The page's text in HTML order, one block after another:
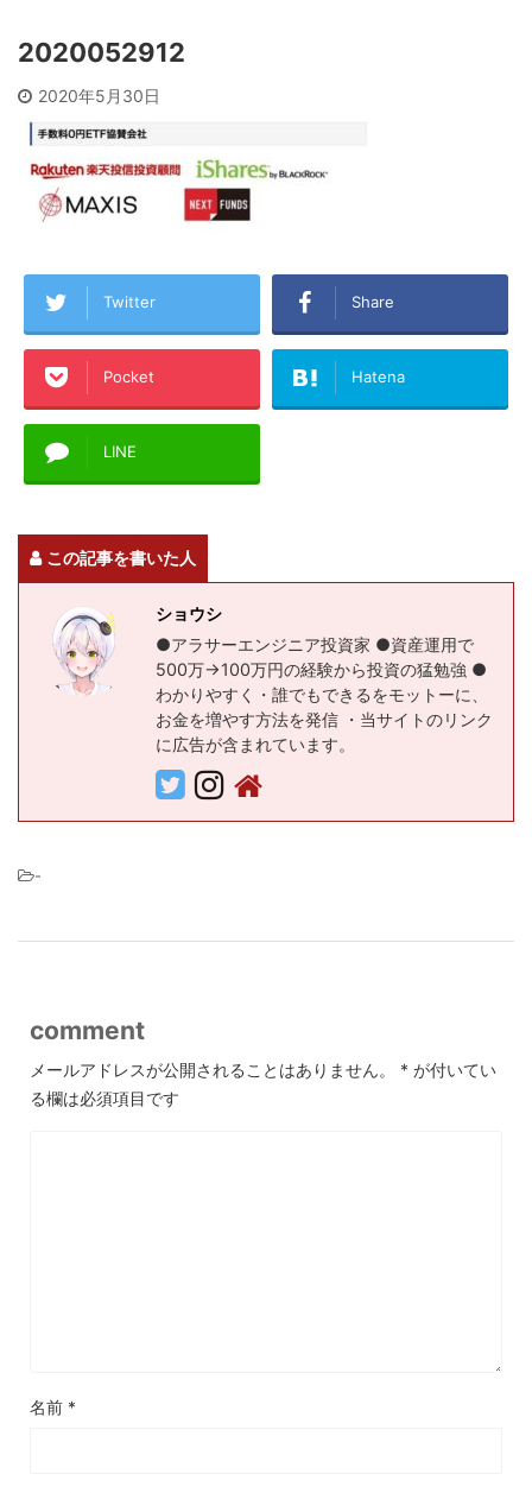
2020052912
2020年5月30日
Twitter Share
Pocket Hatena
LINE
この記事を書いた人
ショウシ
●アラサーエンジニア投資家 ●資産運用で
500万→100万円の経験から投資の猛勉強 ●
わかりやすく・誰でもできるをモットーに、
お金を増やす方法を発信 ・当サイトのリンク
に広告が含まれています。
-
comment
メールアドレスが公開されることはありません。 * が付いてい
る欄は必須項目です
名前 *